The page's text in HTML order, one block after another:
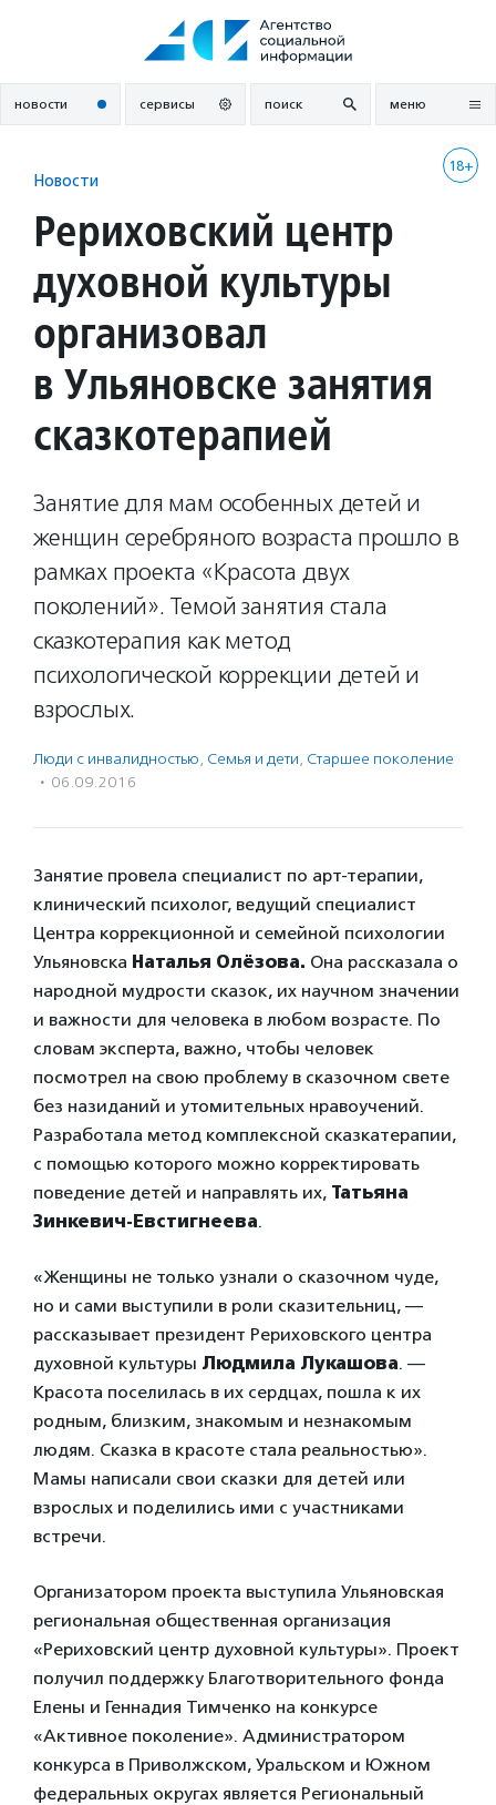
новости сервисы поиск меню
18+
Новости
Рериховский центр
духовной культуры
организовал
в Ульяновске занятия
сказкотерапией
Занятие для мам особенных детей и
женщин серебряного возраста прошло в
рамках проекта «Красота двух
поколений». Темой занятия стала
сказкотерапия как метод
психологической коррекции детей и
взрослых.
Люди с инвалидностью, Семья и дети, Старшее поколение
· 06.09.2016
Занятие провела специалист по арт-терапии,
клинический психолог, ведущий специалист
Центра коррекционной и семейной психологии
Ульяновска Наталья Олёзова. Она рассказала о
народной мудрости сказок, их научном значении
и важности для человека в любом возрасте. По
словам эксперта, важно, чтобы человек
посмотрел на свою проблему в сказочном свете
без назиданий и утомительных нравоучений.
Разработала метод комплексной сказкатерапии,
с помощью которого можно корректировать
поведение детей и направлять их, Татьяна
Зинкевич-Евстигнеева.
«Женщины не только узнали о сказочном чуде,
но и сами выступили в роли сказительниц, —
рассказывает президент Рериховского центра
духовной культуры Людмила Лукашова. —
Красота поселилась в их сердцах, пошла к их
родным, близким, знакомым и незнакомым
людям. Сказка в красоте стала реальностью».
Мамы написали свои сказки для детей или
взрослых и поделились ими с участниками
встречи.
Организатором проекта выступила Ульяновская
региональная общественная организация
«Рериховский центр духовной культуры». Проект
получил поддержку Благотворительного фонда
Елены и Геннадия Тимченко на конкурсе
«Активное поколение». Администратором
конкурса в Приволжском, Уральском и Южном
федеральных округах является Региональный